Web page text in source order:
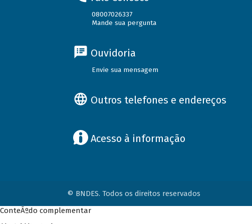
08007026337
Mande sua pergunta
Ouvidoria
Envie sua mensagem
Outros telefones e endereços
Acesso à informação
© BNDES. Todos os direitos reservados
ConteÃºdo complementar